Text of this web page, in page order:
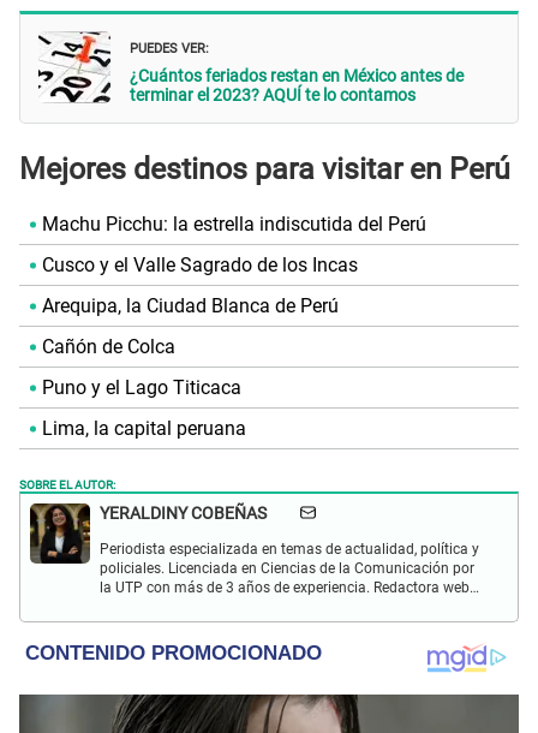
PUEDES VER:
¿Cuántos feriados restan en México antes de
terminar el 2023? AQUÍ te lo contamos
Mejores destinos para visitar en Perú
Machu Picchu: la estrella indiscutida del Perú
Cusco y el Valle Sagrado de los Incas
Arequipa, la Ciudad Blanca de Perú
Cañón de Colca
Puno y el Lago Titicaca
Lima, la capital peruana
SOBRE EL AUTOR:
YERALDINY COBEÑAS
Periodista especializada en temas de actualidad, política y
policiales. Licenciada en Ciencias de la Comunicación por
la UTP con más de 3 años de experiencia. Redactora web
en temas relacionados con misterios, películas y series
policiales.